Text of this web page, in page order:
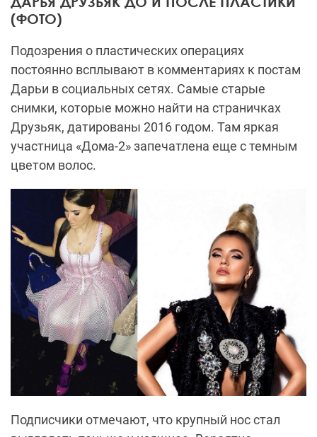
(ФОТО)
Подозрения о пластических операциях
постоянно всплывают в комментариях к постам
Дарьи в социальных сетях. Самые старые
снимки, которые можно найти на страничках
Друзьяк, датированы 2016 годом. Там яркая
участница «Дома-2» запечатлена еще с темным
цветом волос.
Подписчики отмечают, что крупный нос стал